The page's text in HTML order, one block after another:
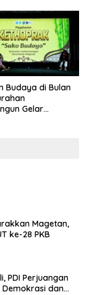
Budaya di Bulan
Gelar
Magetan,
ke-28 PKB
PDI Perjuangan
dan